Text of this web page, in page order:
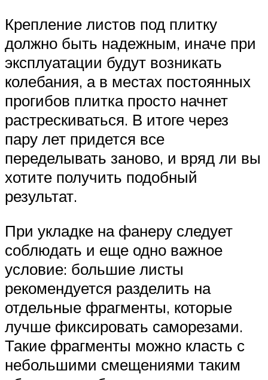
Крепление листов под плитку
должно быть надежным, иначе при
эксплуатации будут возникать
колебания, а в местах постоянных
прогибов плитка просто начнет
растрескиваться. В итоге через
пару лет придется все
переделывать заново, и вряд ли вы
хотите получить подобный
результат.
При укладке на фанеру следует
соблюдать и еще одно важное
условие: большие листы
рекомендуется разделить на
отдельные фрагменты, которые
лучше фиксировать саморезами.
Такие фрагменты можно класть с
небольшими смещениями таким